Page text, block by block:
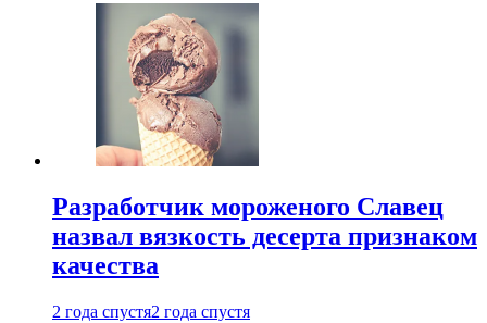
Разработчик мороженого Славец
назвал вязкость десерта признаком
качества
2 года спустя2 года спустя